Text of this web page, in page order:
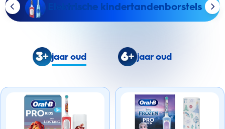
Elektrische kindertandenborstels
jaar oud jaar oud